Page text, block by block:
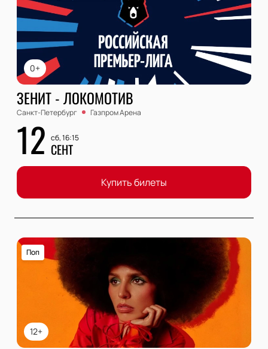
0+
ЗЕНИТ - ЛОКОМОТИВ
Санкт-Петербург Газпром Арена
12 сб, 16:15
СЕНТ
Купить билеты
12+
Поп